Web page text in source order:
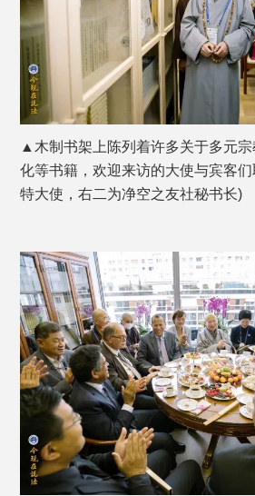
▲木制书架上陈列着许多关于多元
化等书籍，欢迎来访的大使与宾客
特大使，右二为净空之友社秘书长)